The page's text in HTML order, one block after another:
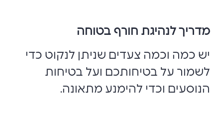
מדריך לנהיגת חורף בטוחה
יש כמה וכמה צעדים שניתן לנקוט כדי
לשמור על בטיחותכם ועל בטיחות
הנוסעים וכדי להימנע מתאונה.